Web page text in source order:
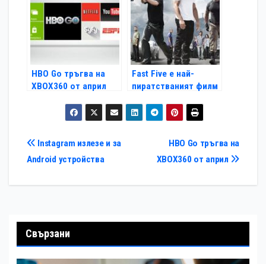
HBO Go тръгва на
ХВОХ360 от април
Fast Five е най-
пиратстваният филм
Навигация
HBO Go тръгва на
ХВОХ360 от април
Instagram излезе и за
Android устройства
Свързани